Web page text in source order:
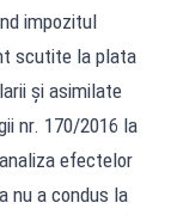
impozitul
scutite la plata
şi asimilate
nr. 170/2016 la
efectelor
nu a condus la